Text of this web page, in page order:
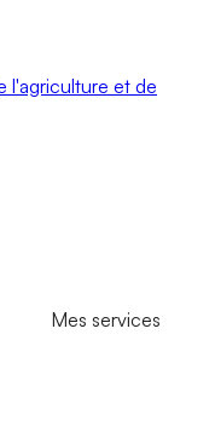
l'agriculture et de
Mes services